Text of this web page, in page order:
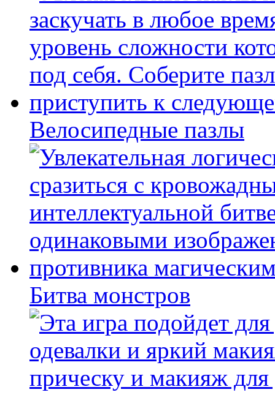
Велосипедные пазлы
Битва монстров